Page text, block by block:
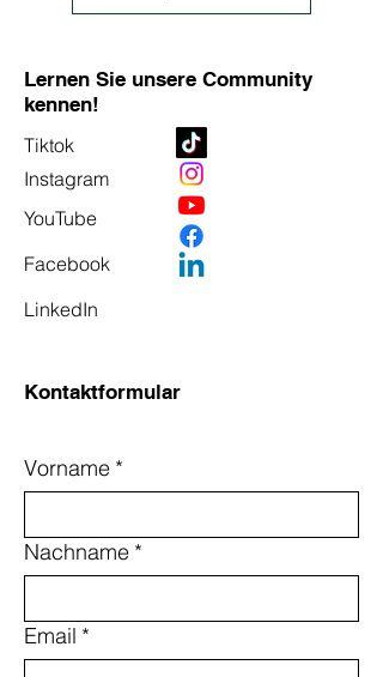
Lernen Sie unsere Community
kennen!
Tiktok
Instagram
YouTube
Facebook
LinkedIn
Kontaktformular
Vorname *
Nachname *
Email *